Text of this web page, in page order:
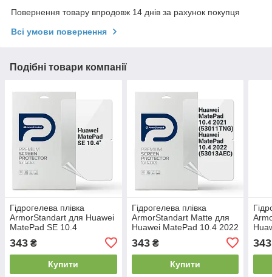
Повернення товару впродовж 14 днів за рахунок покупця
Всі умови повернення
Подібні товари компанії
Гідрогелева плівка
ArmorStandart для Huawei
MatePad SE 10.4
343 ₴
Купити
Гідрогелева плівка
ArmorStandart Matte для
Huawei MatePad 10.4 2022
(53011TNG) (ARM65743)
343₴
Купити
343